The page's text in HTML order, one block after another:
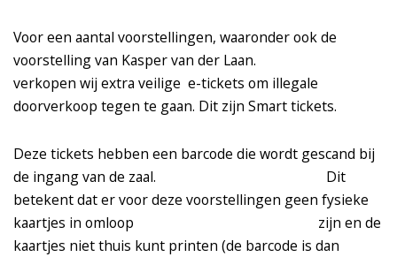
Voor een aantal voorstellingen, waaronder ook de
voorstelling van Kasper van der Laan.
verkopen wij extra veilige e-tickets om illegale
doorverkoop tegen te gaan. Dit zijn Smart tickets.
Deze tickets hebben een barcode die wordt gescand bij
de ingang van de zaal. Dit
betekent dat er voor deze voorstellingen geen fysieke
kaartjes in omloop zijn en de
kaartjes niet thuis kunt printen (de barcode is dan